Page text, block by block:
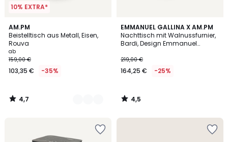
10% EXTRA*
AM.PM
Beistelltisch aus Metall, Eisen,
Rouva
ab
159,00 €
103,35 € -35%
4,7
/ 5
5
Farben
4,7
/
EMMANUEL GALLINA X AM.PM
Nachttisch mit Walnussfurnier,
Bardi, Design Emmanuel
219,00 €
164,25 € -25%
4,5
/ 5
4,5
/